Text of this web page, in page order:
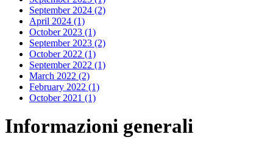
September 2024 (2)
April 2024 (1)
October 2023 (1)
September 2023 (2)
October 2022 (1)
September 2022 (1)
March 2022 (2)
February 2022 (1)
October 2021 (1)
Informazioni generali